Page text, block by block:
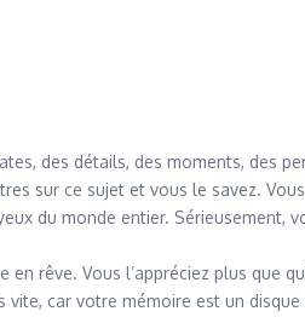
des détails, des moments, des
sur ce sujet et vous le savez.
du monde entier. Sérieusement,
rêve. Vous l’appréciez plus que
car votre mémoire est un